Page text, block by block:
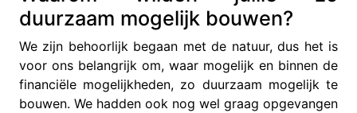
duurzaam mogelijk bouwen?
We zijn behoorlijk begaan met de natuur, dus het is
voor ons belangrijk om, waar mogelijk en binnen de
financiële mogelijkheden, zo duurzaam mogelijk te
bouwen. We hadden ook nog wel graag opgevangen